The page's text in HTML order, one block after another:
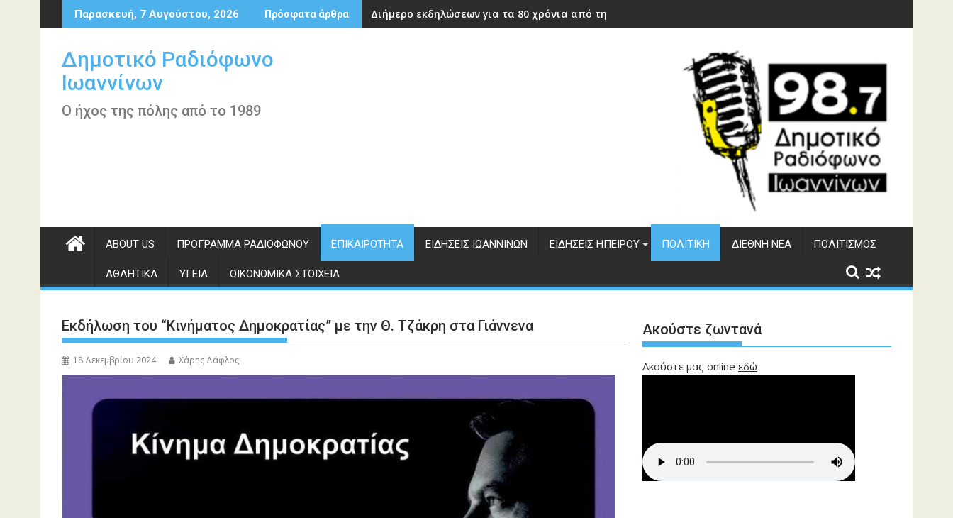
Περάστε
στο
Παρασκευή, 7 Αυγούστου, 2026 Πρόσφατα άρθρα Διήμερο εκδηλώσεων για τα 80 χρόνια από την ίδρυση του ΔΣΕ
Δημοτικό Ραδιόφωνο
Ιωαννίνων
Ο ήχος της πόλης από το 1989
ABOUT US ΠΡΌΓΡΑΜΜΑ ΡΑΔΙΟΦΏΝΟΥ ΕΠΙΚΑΙΡΌΤΗΤΑ ΕΙΔΉΣΕΙΣ ΙΩΑΝΝΊΝΩΝ ΕΙΔΉΣΕΙΣ ΗΠΕΊΡΟΥ ΠΟΛΙΤΙΚΉ ΔΙΕΘΝΉ ΝΈΑ ΠΟΛΙΤΙΣΜΌΣ
ΑΘΛΗΤΙΚΆ ΥΓΕΊΑ ΟΙΚΟΝΟΜΙΚΆ ΣΤΟΙΧΕΊΑ
Εκδήλωση του “Κινήματος Δημοκρατίας” με την Θ. Τζάκρη στα Γιάννενα
18 Δεκεμβρίου 2024 Χάρης Δάφλος
Ακούστε ζωντανά
Ακούστε μας online εδώ